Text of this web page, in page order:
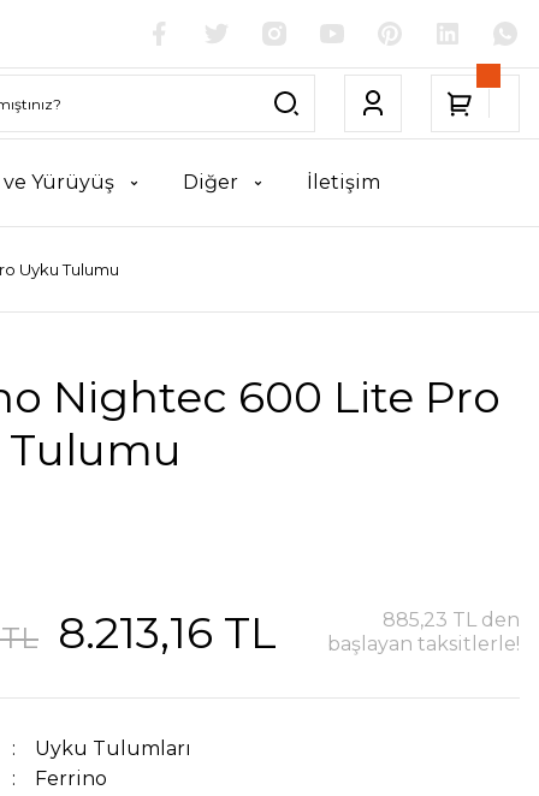
ve Yürüyüş Diğer İletişim
Uyku Tulumu
Nightec 600 Lite Pro
Tulumu
8.213,16 TL
885,23 TL den
başlayan taksitlerle!
Uyku Tulumları
Ferrino